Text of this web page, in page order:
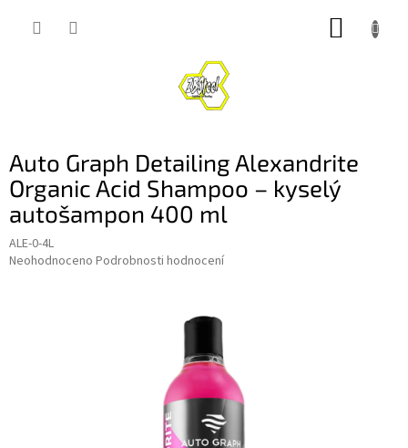
Auto Graph Detailing Alexandrite
Organic Acid Shampoo – kyselý
autošampon 400 ml
ALE-0-4L
Průměrné
Neohodnoceno Podrobnosti hodnocení